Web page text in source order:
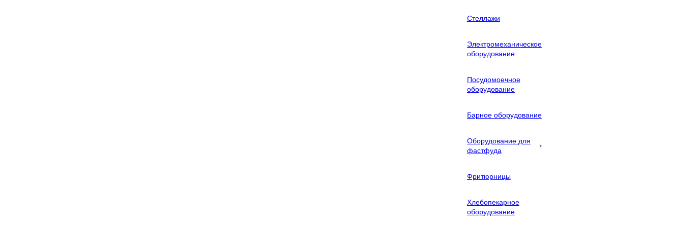
Стеллажи
Электромеханическое
оборудование
Посудомоечное
оборудование
Барное оборудование
Оборудование для
фастфуда
Фритюрницы
Хлебопекарное
оборудование